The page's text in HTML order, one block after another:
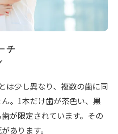
チ
は少し異なり、複数の歯に同
。1本だけ歯が茶色い、黒
が限定されています。その
あります。